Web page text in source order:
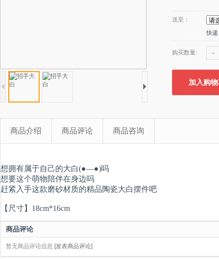
送至：
快
购买数量: -
加入购
商品介绍 商品评论 商品咨询
想拥有属于自己的大白(●—●)吗
想要这个萌物陪伴在身边吗
赶紧入手这款磨砂材质的精品陶瓷大白摆件吧
【尺寸】18cm*16cm
商品评论
暂无商品评论信息 [发表商品评论]